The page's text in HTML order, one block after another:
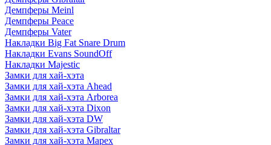
Демпферы Meinl
Демпферы Peace
Демпферы Vater
Накладки Big Fat Snare Drum
Накладки Evans SoundOff
Накладки Majestic
Замки для хай-хэта
Замки для хай-хэта Ahead
Замки для хай-хэта Arborea
Замки для хай-хэта Dixon
Замки для хай-хэта DW
Замки для хай-хэта Gibraltar
Замки для хай-хэта Mapex